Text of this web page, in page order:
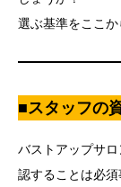
選ぶ基準をここか
■スタッフの
バストアップサ
認することは必須